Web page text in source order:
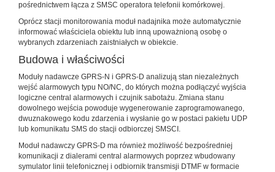
pośrednictwem łącza z SMSC operatora telefonii komórkowej.
Oprócz stacji monitorowania moduł nadajnika może automatycznie
informować właściciela obiektu lub inną upoważnioną osobę o
wybranych zdarzeniach zaistniałych w obiekcie.
Budowa i właściwości
Moduły nadawcze GPRS-N i GPRS-D analizują stan niezależnych
wejść alarmowych typu NO/NC, do których można podłączyć wyjścia
logiczne central alarmowych i czujnik sabotażu. Zmiana stanu
dowolnego wejścia powoduje wygenerowanie zaprogramowanego,
dwuznakowego kodu zdarzenia i wysłanie go w postaci pakietu UDP
lub komunikatu SMS do stacji odbiorczej SMSCI.
Moduł nadawczy GPRS-D ma również możliwość bezpośredniej
komunikacji z dialerami central alarmowych poprzez wbudowany
symulator linii telefonicznej i odbiornik transmisji DTMF w formacie